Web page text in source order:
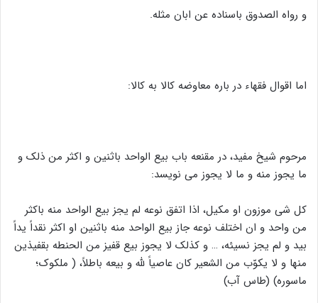
و رواه الصدوق باسناده عن ابان مثله.
اما اقوال فقهاء در باره معاوضه کالا به کالا:
مرحوم شیخ مفید، در مقنعه باب بیع الواحد باثنین و اکثر من ذلک و
ما یجوز منه و ما لا یجوز می نویسد:
کل شی موزون او مکیل، اذا اتفق نوعه لم یجز بیع الواحد منه باکثر
من واحد و ان اختلف نوعه جاز بیع الواحد منه باثنین او اکثر نقداً یداً
بید و لم یجز نسیئه، … و کذلک لا یجوز بیع قفیز من الحنطه بقفیذین
منها و لا یکوّب من الشعیر کان عاصیاً لله و بیعه باطلاً، ( ملکوک؛
ماسوره) (طاس آب)